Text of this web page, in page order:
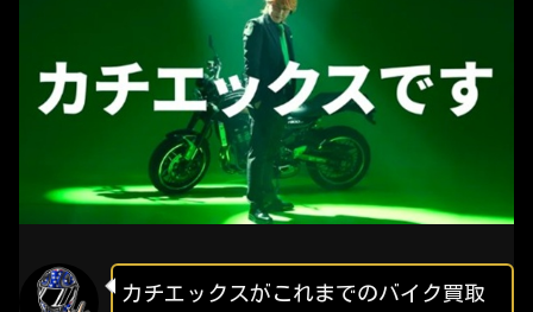
カチエックスがこれまでのバイク買取